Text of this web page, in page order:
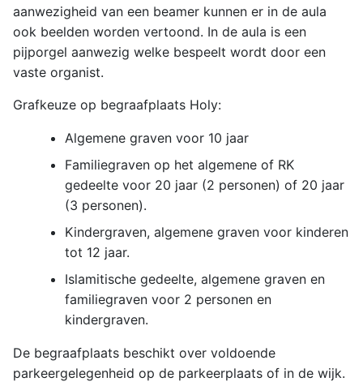
aanwezigheid van een beamer kunnen er in de aula
ook beelden worden vertoond. In de aula is een
pijporgel aanwezig welke bespeelt wordt door een
vaste organist.
Grafkeuze op begraafplaats Holy:
Algemene graven voor 10 jaar
Familiegraven op het algemene of RK
gedeelte voor 20 jaar (2 personen) of 20 jaar
(3 personen).
Kindergraven, algemene graven voor kinderen
tot 12 jaar.
Islamitische gedeelte, algemene graven en
familiegraven voor 2 personen en
kindergraven.
De begraafplaats beschikt over voldoende
parkeergelegenheid op de parkeerplaats of in de wijk.